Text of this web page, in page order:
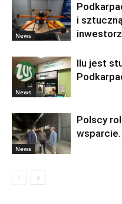
News
i
News
Ilu jest
News
Polscy